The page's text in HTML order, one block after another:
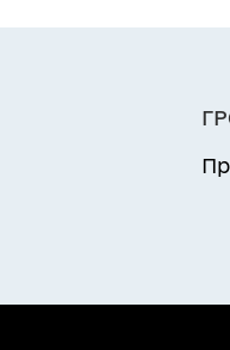
юридичної
громадян та